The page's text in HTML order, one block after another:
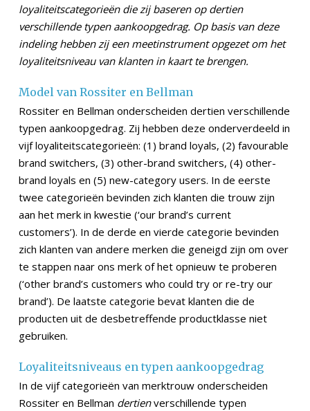
loyaliteitscategorieën die zij baseren op dertien
verschillende typen aankoopgedrag. Op basis van deze
indeling hebben zij een meetinstrument opgezet om het
loyaliteitsniveau van klanten in kaart te brengen.
Model van Rossiter en Bellman
Rossiter en Bellman onderscheiden dertien verschillende
typen aankoopgedrag. Zij hebben deze onderverdeeld in
vijf loyaliteitscategorieën: (1) brand loyals, (2) favourable
brand switchers, (3) other-brand switchers, (4) other-
brand loyals en (5) new-category users. In de eerste
twee categorieën bevinden zich klanten die trouw zijn
aan het merk in kwestie (‘our brand’s current
customers’). In de derde en vierde categorie bevinden
zich klanten van andere merken die geneigd zijn om over
te stappen naar ons merk of het opnieuw te proberen
(‘other brand’s customers who could try or re-try our
brand’). De laatste categorie bevat klanten die de
producten uit de desbetreffende productklasse niet
gebruiken.
Loyaliteitsniveaus en typen aankoopgedrag
In de vijf categorieën van merktrouw onderscheiden
Rossiter en Bellman dertienverschillende typen